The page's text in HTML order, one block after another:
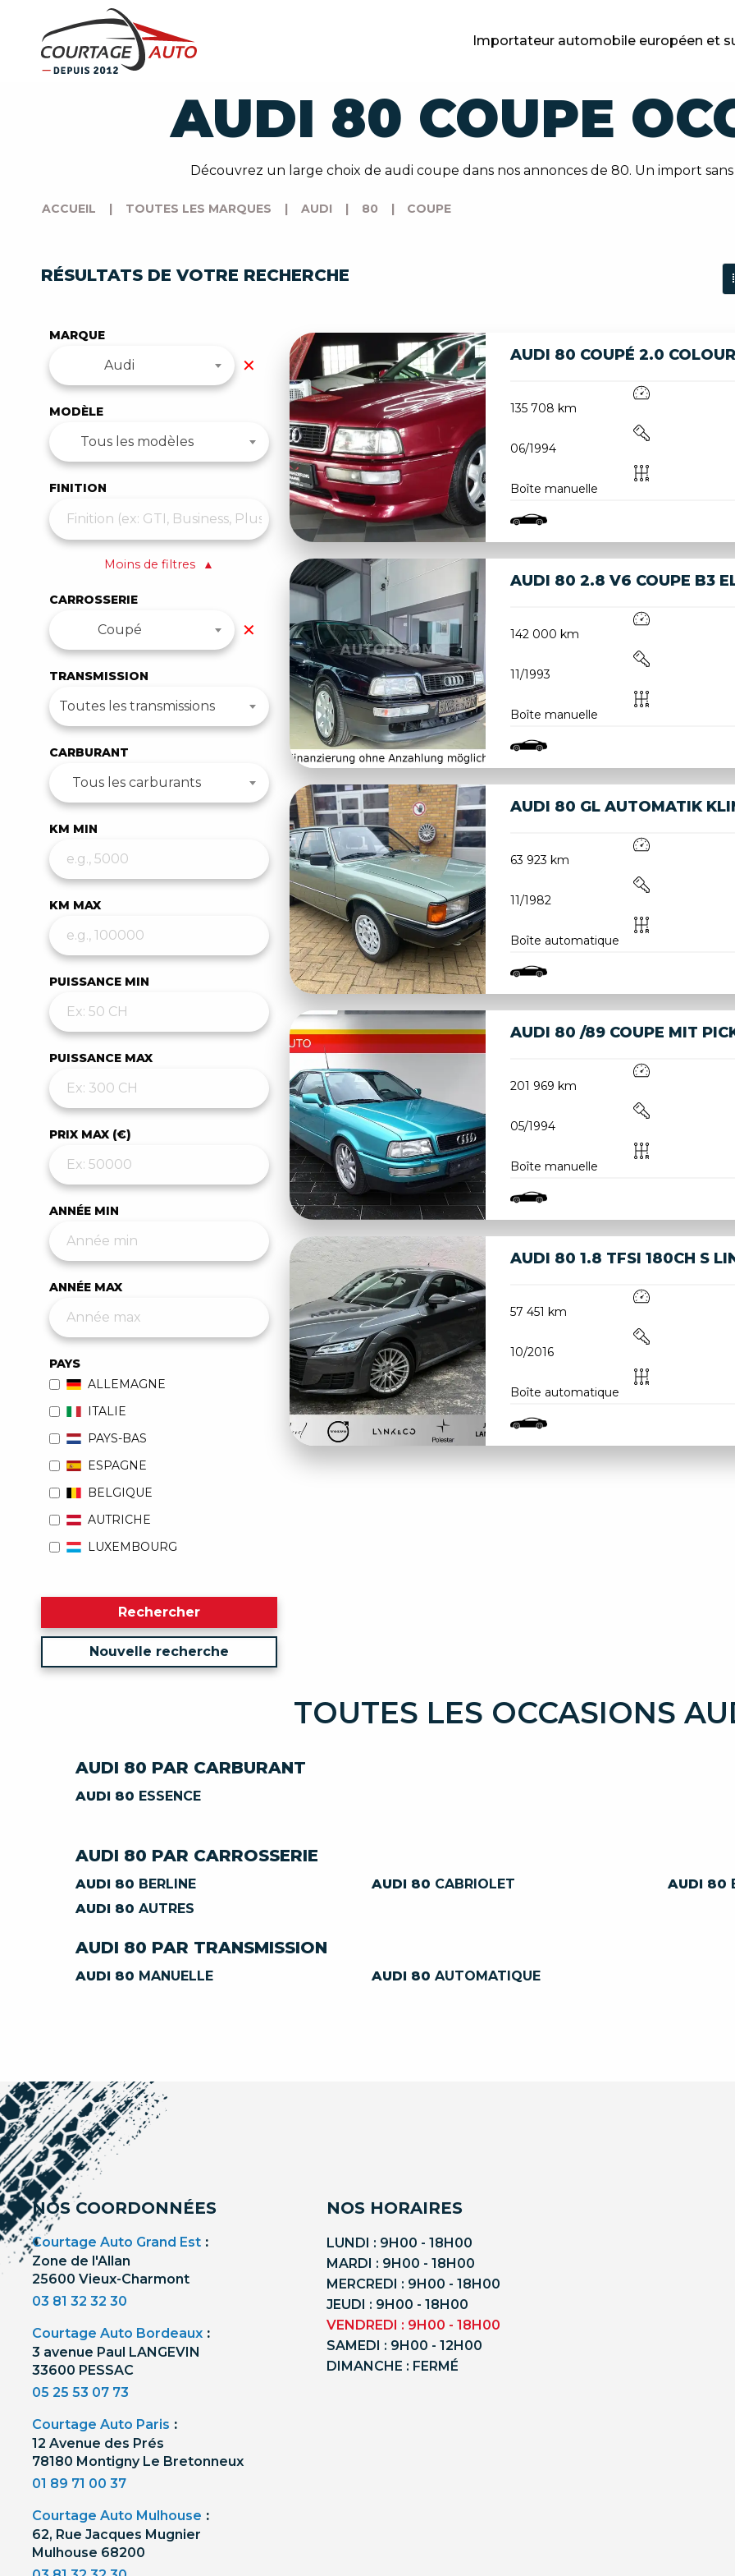
Importateur automobile européen et
AUDI 80 COUPE
Découvrez un large choix de audi coupe dans nos annonces de 80. Un import
ACCUEIL | TOUTES LES MARQUES | AUDI | 80 | COUPE
RÉSULTATS DE VOTRE RECHERCHE
MARQUE
Audi ✕
MODÈLE
Tous les modèles
FINITION
Moins de filtres ▲
CARROSSERIE
Coupé ✕
TRANSMISSION
Toutes les transmissions
CARBURANT
Tous les carburants
KM MIN
KM MAX
PUISSANCE MIN
PUISSANCE MAX
PRIX MAX (€)
ANNÉE MIN
ANNÉE MAX
PAYS
ALLEMAGNE
ITALIE
PAYS-BAS
ESPAGNE
BELGIQUE
AUTRICHE
LUXEMBOURG
Rechercher
Nouvelle recherche
AUDI 80 COUPÉ 2.0
135 708 km
06/1994
Boîte manuelle
AUDI 80 2.8 V6 COUPE B3
142 000 km
11/1993
Boîte manuelle
AUDI 80 GL AUTOMATIK
63 923 km
11/1982
Boîte automatique
AUDI 80 /89 COUPE MIT
201 969 km
05/1994
Boîte manuelle
AUDI 80 1.8 TFSI 180CH S
57 451 km
10/2016
Boîte automatique
TOUTES LES OCCASIONS
AUDI 80 PAR CARBURANT
AUDI 80 ESSENCE
AUDI 80 PAR CARROSSERIE
AUDI 80 BERLINE AUDI 80 CABRIOLET AUDI 80
AUDI 80 AUTRES
AUDI 80 PAR TRANSMISSION
AUDI 80 MANUELLE AUDI 80 AUTOMATIQUE
NOS COORDONNÉES
Courtage Auto Grand Est :
Zone de l'Allan
25600 Vieux-Charmont
03 81 32 32 30
Courtage Auto Bordeaux :
3 avenue Paul LANGEVIN
33600 PESSAC
05 25 53 07 73
Courtage Auto Paris :
12 Avenue des Prés
78180 Montigny Le Bretonneux
01 89 71 00 37
Courtage Auto Mulhouse :
62, Rue Jacques Mugnier
Mulhouse 68200
NOS HORAIRES
LUNDI : 9H00 - 18H00
MARDI : 9H00 - 18H00
MERCREDI : 9H00 - 18H00
JEUDI : 9H00 - 18H00
VENDREDI : 9H00 - 18H00
SAMEDI : 9H00 - 12H00
DIMANCHE : FERMÉ